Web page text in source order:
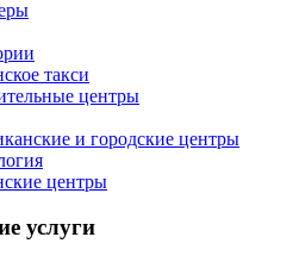
такси
центры
и городские центры
центры
услуги